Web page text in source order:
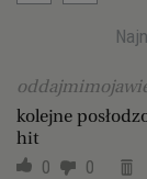
kolejne
hit
0 0